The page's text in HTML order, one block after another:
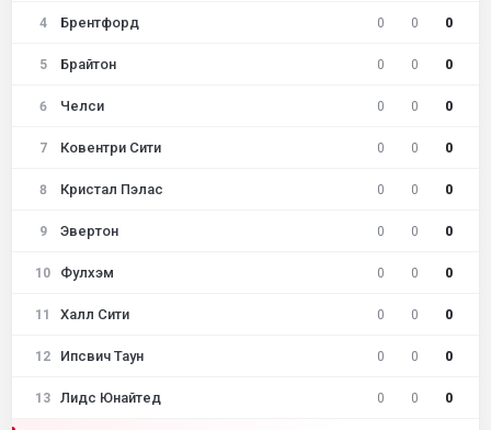
4 Брентфорд 0 0 0
5 Брайтон 0 0 0
6 Челси 0 0 0
7 Ковентри Сити 0 0 0
8 Кристал Пэлас 0 0 0
9 Эвертон 0 0 0
10 Фулхэм 0 0 0
11 Халл Сити 0 0 0
12 Ипсвич Таун 0 0 0
13 Лидс Юнайтед 0 0 0